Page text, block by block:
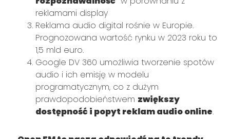
reklamami display ​
​Reklama audio digital rośnie w Europie.
Prognozowana wartość rynku w 2023 roku to
1,5 mld euro.​
Google DV 360 umożliwia tworzenie spotów
audio i ich emisję w modelu
programatycznym, co z dużym
prawdopodobieństwem zwiększy
dostępność i popyt reklam audio online.​